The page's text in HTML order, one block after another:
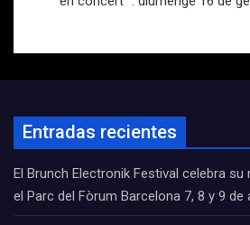
Entradas recientes
El Brunch Electronik Festival celebra
el Parc del Fòrum Barcelona 7, 8 y 9 de